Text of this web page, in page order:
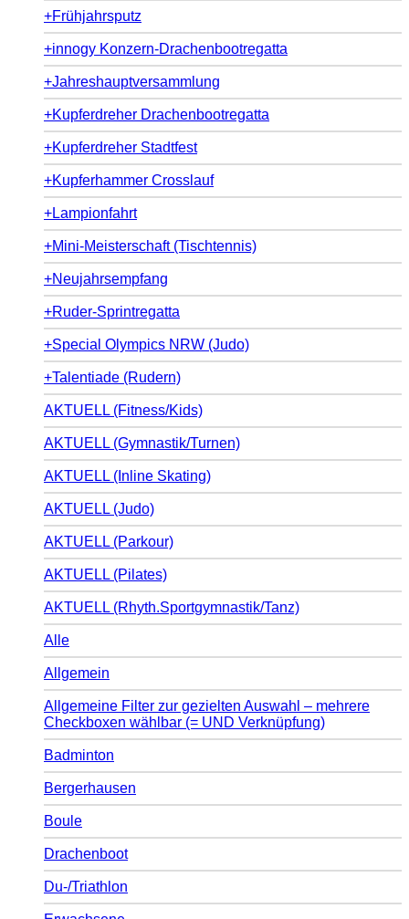
+Frühjahrsputz
+innogy Konzern-Drachenbootregatta
+Jahreshauptversammlung
+Kupferdreher Drachenbootregatta
+Kupferdreher Stadtfest
+Kupferhammer Crosslauf
+Lampionfahrt
+Mini-Meisterschaft (Tischtennis)
+Neujahrsempfang
+Ruder-Sprintregatta
+Special Olympics NRW (Judo)
+Talentiade (Rudern)
AKTUELL (Fitness/Kids)
AKTUELL (Gymnastik/Turnen)
AKTUELL (Inline Skating)
AKTUELL (Judo)
AKTUELL (Parkour)
AKTUELL (Pilates)
AKTUELL (Rhyth.Sportgymnastik/Tanz)
Alle
Allgemein
Allgemeine Filter zur gezielten Auswahl – mehrere
Checkboxen wählbar (= UND Verknüpfung)
Badminton
Bergerhausen
Boule
Drachenboot
Du-/Triathlon